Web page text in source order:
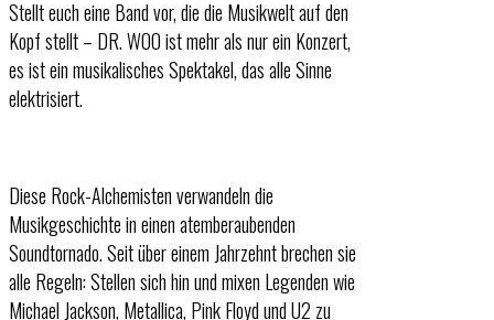
Stellt euch eine Band vor, die die Musikwelt auf den
Kopf stellt – DR. WOO ist mehr als nur ein Konzert,
es ist ein musikalisches Spektakel, das alle Sinne
elektrisiert.
Diese Rock-Alchemisten verwandeln die
Musikgeschichte in einen atemberaubenden
Soundtornado. Seit über einem Jahrzehnt brechen sie
alle Regeln: Stellen sich hin und mixen Legenden wie
Michael Jackson, Metallica, Pink Floyd und U2 zu